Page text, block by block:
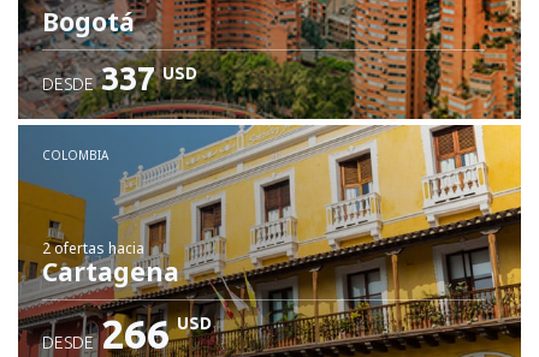
Bogotá
DESDE 337 USD
COLOMBIA
2 ofertas hacia
Cartagena
DESDE 266 USD